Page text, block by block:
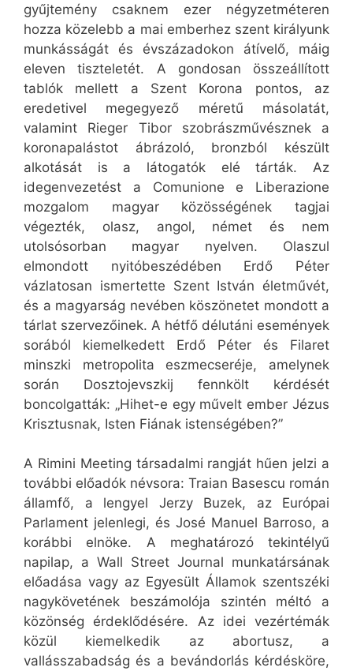
gyűjtemény csaknem ezer négyzetméteren
hozza közelebb a mai emberhez szent királyunk
munkásságát és évszázadokon átívelő, máig
eleven tiszteletét. A gondosan összeállított
tablók mellett a Szent Korona pontos, az
eredetivel megegyező méretű másolatát,
valamint Rieger Tibor szobrászművésznek a
koronapalástot ábrázoló, bronzból készült
alkotását is a látogatók elé tárták. Az
idegenvezetést a Comunione e Liberazione
mozgalom magyar közösségének tagjai
végezték, olasz, angol, német és nem
utolsósorban magyar nyelven. Olaszul
elmondott nyitóbeszédében Erdő Péter
vázlatosan ismertette Szent István életművét,
és a magyarság nevében köszönetet mondott a
tárlat szervezőinek. A hétfő délutáni események
sorából kiemelkedett Erdő Péter és Filaret
minszki metropolita eszmecseréje, amelynek
során Dosztojevszkij fennkölt kérdését
boncolgatták: „Hihet-e egy művelt ember Jézus
Krisztusnak, Isten Fiának istenségében?”
A Rimini Meeting társadalmi rangját hűen jelzi a
további előadók névsora: Traian Basescu román
államfő, a lengyel Jerzy Buzek, az Európai
Parlament jelenlegi, és José Manuel Barroso, a
korábbi elnöke. A meghatározó tekintélyű
napilap, a Wall Street Journal munkatársának
előadása vagy az Egyesült Államok szentszéki
nagykövetének beszámolója szintén méltó a
közönség érdeklődésére. Az idei vezértémák
közül kiemelkedik az abortusz, a
vallásszabadság és a bevándorlás kérdésköre,